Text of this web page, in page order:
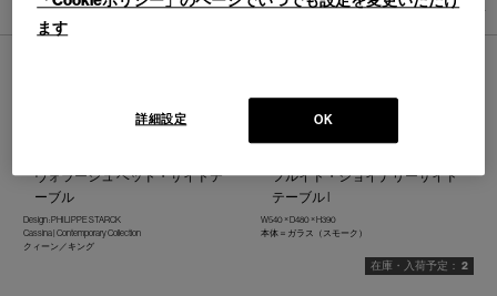
10件あります
ヴォラージュ ベッド・サイドテ
ーブル
Design : PHILIPPE STARCK
Cassina | Contemporary Collection
クィーン／キング
フルイド・ジョイナリーサイド
テーブル I
W540 × D480 × H390
本体＝ガラス（スモーク）
2
ます
OK
詳細設定